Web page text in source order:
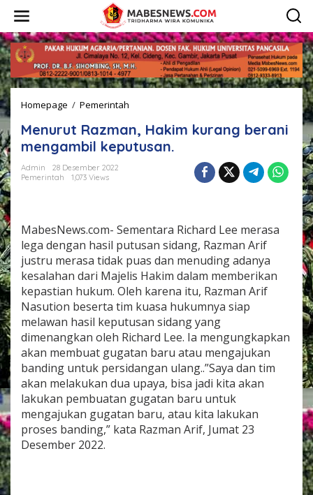
w
a
t
i
k
e
k
o
n
t
e
n
Homepage / Pemerintah
n
u
r
m
a
n
,
H
a
k
i
m
k
u
r
a
n
g
b
e
Menurut Razman, Hakim kurang berani
mengambil keputusan.
Admin
28 Desember 2022
Pemerintah
1,073 Views
MabesNews.com- Sementara Richard Lee merasa
lega dengan hasil putusan sidang, Razman Arif
justru merasa tidak puas dan menuding adanya
kesalahan dari Majelis Hakim dalam memberikan
kepastian hukum. Oleh karena itu, Razman Arif
Nasution beserta tim kuasa hukumnya siap
melawan hasil keputusan sidang yang
dimenangkan oleh Richard Lee. Ia mengungkapkan
akan membuat gugatan baru atau mengajukan
banding untuk persidangan ulang..”Saya dan tim
akan melakukan dua upaya, bisa jadi kita akan
lakukan pembuatan gugatan baru untuk
mengajukan gugatan baru, atau kita lakukan
proses banding,” kata Razman Arif, Jumat 23
Desember 2022.